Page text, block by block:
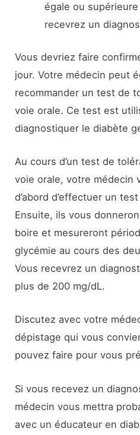
égale ou
recevrez un
Vous devriez faire
jour. Votre médecin peut
recommander un test de
voie orale. Ce test est
diagnostiquer le diabète
Au cours d’un test de
voie orale, votre médecin
d’abord d’effectuer un
Ensuite, ils vous
boire et mesureront
glycémie au cours des
Vous recevrez un
plus de 200 mg/dL.
Discutez avec votre
dépistage qui vous
pouvez faire pour vous
Si vous recevez un
médecin vous mettra
avec un éducateur en